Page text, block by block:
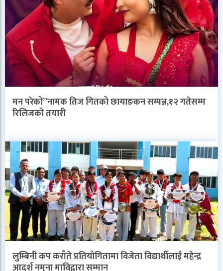
मन परेको”नामक तिज गितको छायाङकन सम्पन्न,१२ गतेसम्म
रिलिजको तयारी
लुम्बिनी कप कराँते प्रतियोगितामा विजेता विद्यार्थीलाई महेन्द्र